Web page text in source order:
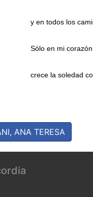
y en todos los
Sólo en mi
crece la soledad
ANA TERESA